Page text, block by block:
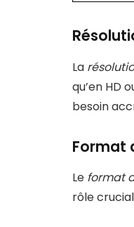
La
qu’en HD
besoin
Format
Le format
rôle